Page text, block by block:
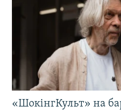
«ШокінгКульт» на